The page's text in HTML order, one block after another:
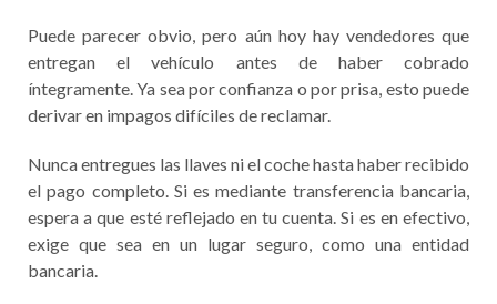
Puede parecer obvio, pero aún hoy hay vendedores que
entregan el vehículo antes de haber cobrado
íntegramente. Ya sea por confianza o por prisa, esto puede
derivar en impagos difíciles de reclamar.
Nunca entregues las llaves ni el coche hasta haber recibido
el pago completo. Si es mediante transferencia bancaria,
espera a que esté reflejado en tu cuenta. Si es en efectivo,
exige que sea en un lugar seguro, como una entidad
bancaria.